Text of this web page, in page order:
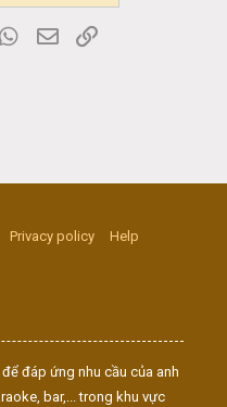
WhatsApp
Email
Privacy policy
Help
đáp ứng nhu cầu của anh
bar,... trong khu vực